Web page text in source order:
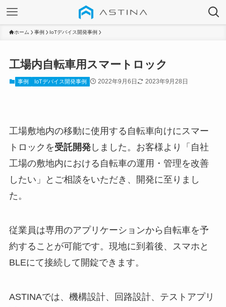
ホーム 事例 IoTデバイス開発事例
工場内自転車用スマートロック
事例 IoTデバイス開発事例 2022年9月6日 2023年9月28日
工場敷地内の移動に使用する自転車向けにスマー
トロックを受託開発しました。お客様より「自社
工場の敷地内における自転車の運用・管理を改善
したい」とご相談をいただき、開発に至りまし
た。
従業員は専用のアプリケーションから自転車を予
約することが可能です。現地に到着後、スマホと
BLEにて接続して開錠できます。
ASTINAでは、機構設計、回路設計、テストアプリ